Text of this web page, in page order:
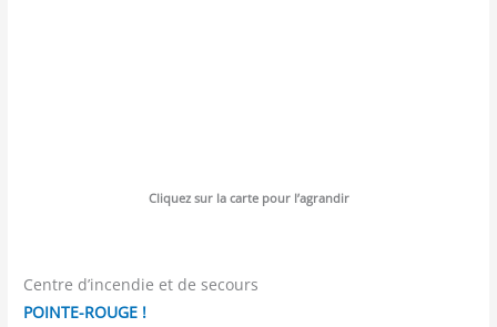
Cli­quez sur la carte pour l’agrandir
Centre d’incendie et de secours
POINTE-ROUGE !